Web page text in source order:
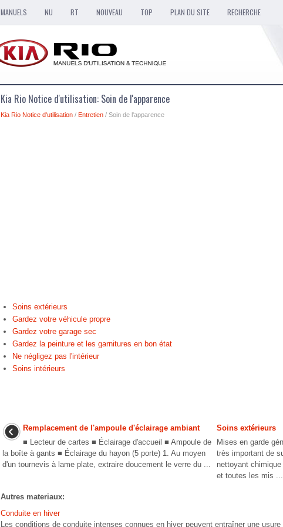
MANUELS NU RT NOUVEAU TOP PLAN DU SITE RECHERCHE
Kia Rio Notice d'utilisation: Soin de l'apparence
Kia Rio Notice d'utilisation / Entretien / Soin de l'apparence
Soins extérieurs
Gardez votre véhicule propre
Gardez votre garage sec
Gardez la peinture et les garnitures en bon état
Ne négligez pas l'intérieur
Soins intérieurs
Remplacement de l'ampoule d'éclairage ambiant
■ Lecteur de cartes ■ Éclairage d'accueil ■ Ampoule de
la boîte à gants ■ Éclairage du hayon (5 porte) 1. Au moyen
d'un tournevis à lame plate, extraire doucement le verre du ...
Soins extérieurs
Mises en garde
très important de
nettoyant
et toutes les mis ...
Autres materiaux:
Conduite en hiver
Les conditions de conduite intenses connues en hiver peuvent entraîner une